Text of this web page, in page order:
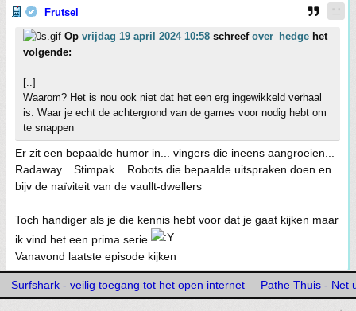
Frutsel
Op vrijdag 19 april 2024 10:58 schreef over_hedge het
volgende:
[..]
Waarom? Het is nou ook niet dat het een erg ingewikkeld verhaal
is. Waar je echt de achtergrond van de games voor nodig hebt om
te snappen
Er zit een bepaalde humor in... vingers die ineens aangroeien...
Radaway... Stimpak... Robots die bepaalde uitspraken doen en
bijv de naïviteit van de vaullt-dwellers
Toch handiger als je die kennis hebt voor dat je gaat kijken maar
ik vind het een prima serie
Vanavond laatste episode kijken
Surfshark - veilig toegang tot het open internet Pathe Thuis - Net